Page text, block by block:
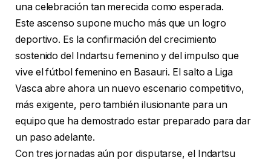
una celebración tan merecida como esperada.
Este ascenso supone mucho más que un logro
deportivo. Es la confirmación del crecimiento
sostenido del Indartsu femenino y del impulso que
vive el fútbol femenino en Basauri. El salto a Liga
Vasca abre ahora un nuevo escenario competitivo,
más exigente, pero también ilusionante para un
equipo que ha demostrado estar preparado para dar
un paso adelante.
Con tres jornadas aún por disputarse, el Indartsu